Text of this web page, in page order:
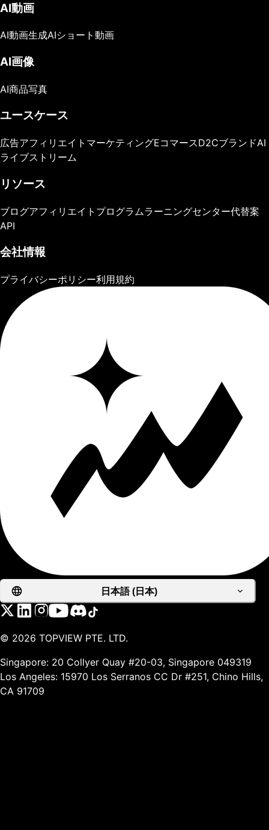
AI動画
AI動画生成AIショート動画
AI画像
AI商品写真
ユースケース
広告アフィリエイトマーケティングEコマースD2CブランドAI
ライブストリーム
リソース
ブログアフィリエイトプログラムラーニングセンター代替案
API
会社情報
プライバシーポリシー利用規約
日本語 (日本)
© 2026 TOPVIEW PTE. LTD.
Singapore: 20 Collyer Quay #20-03, Singapore 049319
Los Angeles: 15970 Los Serranos CC Dr #251, Chino Hills,
CA 91709